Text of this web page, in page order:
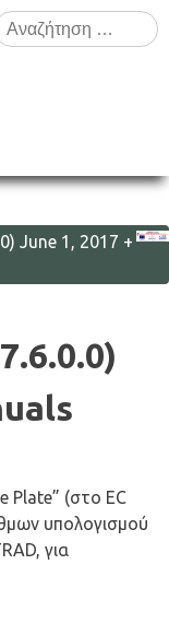
για:
June 1, 2017 +
Plate” (στο EC
υπολογισμού
για